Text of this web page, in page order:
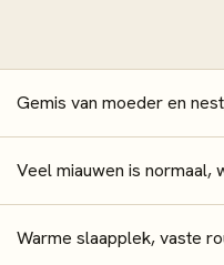
Gemis van moeder en
Veel miauwen is normaal,
Warme slaapplek, vaste